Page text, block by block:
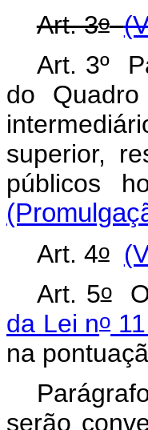
Art. 3o
Art. 3º
do
superior,
públicos
Art. 4o
Art. 5oO
da Lei no
na
serão